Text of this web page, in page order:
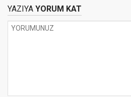
YAZIYA YORUM KAT